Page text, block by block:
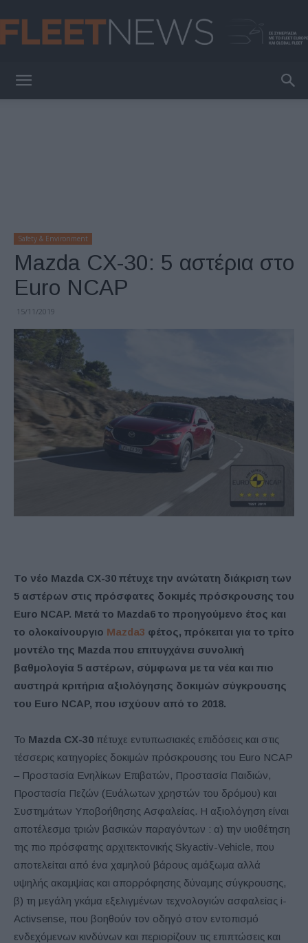
Safety & Environment
Mazda CX-30: 5 αστέρια στo
Euro NCAP
15/11/2019
Το νέο Mazda CX-30 πέτυχε την ανώτατη διάκριση των
5 αστέρων στις πρόσφατες δοκιμές πρόσκρουσης του
Euro NCAP. Μετά το Mazda6 το προηγούμενο έτος και
το ολοκαίνουργιο Mazda3 φέτος, πρόκειται για το τρίτο
μοντέλο της Mazda που επιτυγχάνει συνολική
βαθμολογία 5 αστέρων, σύμφωνα με τα νέα και πιο
αυστηρά κριτήρια αξιολόγησης δοκιμών σύγκρουσης
του Euro NCAP, που ισχύουν από το 2018.
Το Mazda CX-30 πέτυχε εντυπωσιακές επιδόσεις και στις
τέσσερις κατηγορίες δοκιμών πρόσκρουσης του Euro NCAP
– Προστασία Ενηλίκων Επιβατών, Προστασία Παιδιών,
Προστασία Πεζών (Ευάλωτων χρηστών του δρόμου) και
Συστημάτων Υποβοήθησης Ασφαλείας. Η αξιολόγηση είναι
αποτέλεσμα τριών βασικών παραγόντων : α) την υιοθέτηση
της πιο πρόσφατης αρχιτεκτονικής Skyactiv-Vehicle, που
αποτελείται από ένα χαμηλού βάρους αμάξωμα αλλά
υψηλής ακαμψίας και απορρόφησης δύναμης σύγκρουσης,
β) τη μεγάλη γκάμα εξελιγμένων τεχνολογιών ασφαλείας i-
Activsense, που βοηθούν τον οδηγό στον εντοπισμό
ενδεχόμενων κινδύνων και περιορίζουν τις επιπτώσεις και